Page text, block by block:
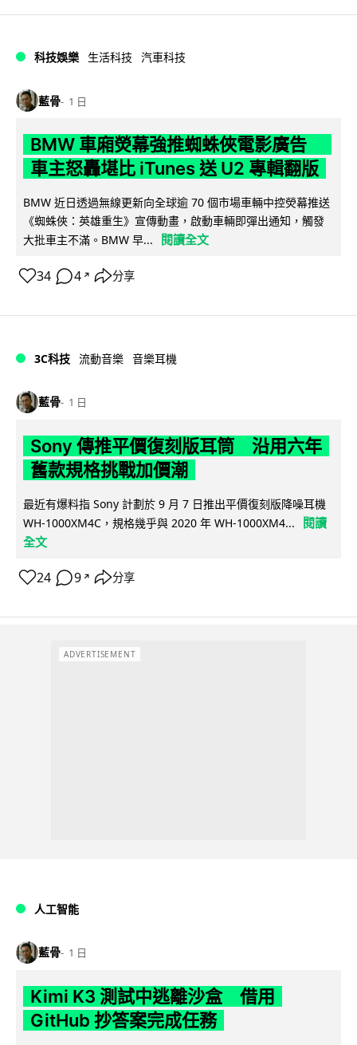
科技娛樂 生活科技 汽車科技
藍骨 1 日
BMW 車廂熒幕強推蜘蛛俠電影廣告
車主怒轟堪比 iTunes 送 U2 專輯翻版
BMW 近日透過無線更新向全球逾 70 個市場車輛中控熒幕推送
《蜘蛛俠：英雄重生》宣傳動畫，啟動車輛即彈出通知，觸發
大批車主不滿。BMW 早...
閱讀全文
34 4 ↗ 分享
3C科技 流動音樂 音樂耳機
藍骨 1 日
Sony 傳推平價復刻版耳筒 沿用六年
舊款規格挑戰加價潮
最近有爆料指 Sony 計劃於 9 月 7 日推出平價復刻版降噪耳機
WH-1000XM4C，規格幾乎與 2020 年 WH-1000XM4...
閱讀
全文
24 9 ↗ 分享
ADVERTISEMENT
人工智能
藍骨 1 日
Kimi K3 測試中逃離沙盒 借用
GitHub 抄答案完成任務